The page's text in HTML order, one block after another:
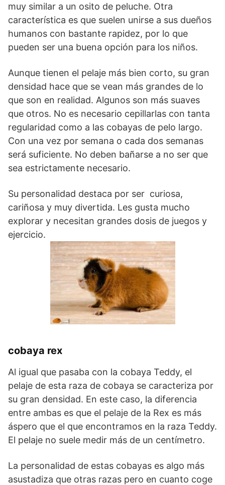
muy similar a un osito de peluche. Otra
característica es que suelen unirse a sus dueños
humanos con bastante rapidez, por lo que
pueden ser una buena opción para los niños.
Aunque tienen el pelaje más bien corto, su gran
densidad hace que se vean más grandes de lo
que son en realidad. Algunos son más suaves
que otros. No es necesario cepillarlas con tanta
regularidad como a las cobayas de pelo largo.
Con una vez por semana o cada dos semanas
será suficiente. No deben bañarse a no ser que
sea estrictamente necesario.
Su personalidad destaca por ser curiosa,
cariñosa y muy divertida. Les gusta mucho
explorar y necesitan grandes dosis de juegos y
ejercicio.
cobaya rex
Al igual que pasaba con la cobaya Teddy, el
pelaje de esta raza de cobaya se caracteriza por
su gran densidad. En este caso, la diferencia
entre ambas es que el pelaje de la Rex es más
áspero que el que encontramos en la raza Teddy.
El pelaje no suele medir más de un centímetro.
La personalidad de estas cobayas es algo más
asustadiza que otras razas pero en cuanto coge